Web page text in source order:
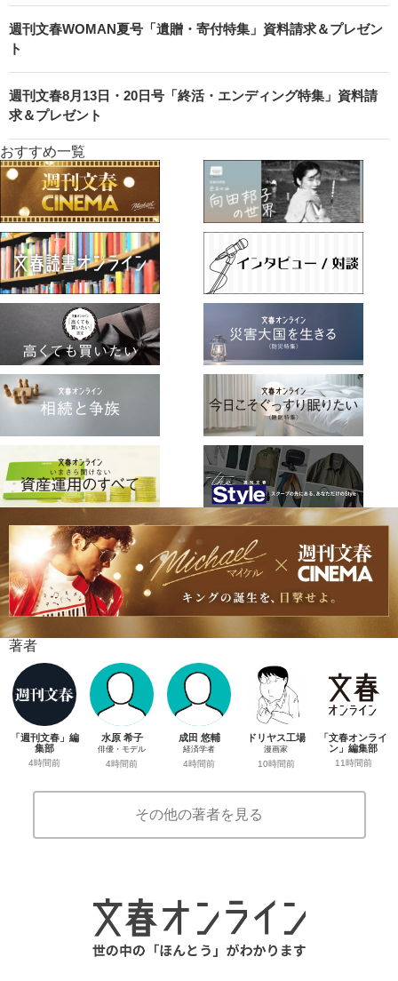
週刊文春WOMAN夏号「遺贈・寄付特集」資料請求＆プレゼン
ト
週刊文春8月13日・20日号「終活・エンディング特集」資料請
求＆プレゼント
おすすめ一覧
著者
「週刊文春」編
集部
4時間前
水原 希子
俳優・モデル
4時間前
成田 悠輔
経済学者
4時間前
ドリヤス工場
漫画家
10時間前
「文春オンライ
ン」編集部
11時間前
その他の著者を見る